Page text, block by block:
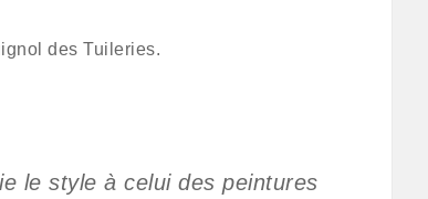
des Tuileries.
le style à celui des peintures